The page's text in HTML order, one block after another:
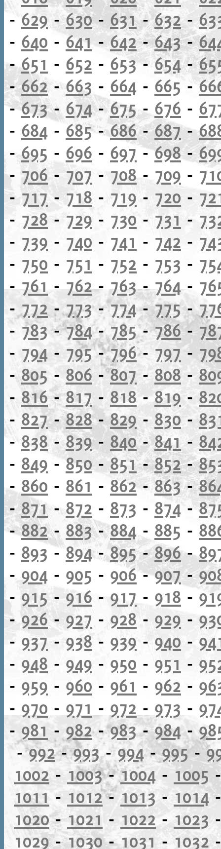
- 629 -630- 631-632-
- 640 - 641-642-643-
-651 - 652 - 653-654-
-662-663 - 664 - 665 -
-673- 674-675- 676 -
- 684 - 685-686-687-
-695 - 696 - 697-698-
- 706 -707 - 708 - 709 -
-717-718 - 719 - 720 -
- 728 - 729 - 730 - 731 -
- 739 - 740 - 741 - 742 -
- 750 - 751 - 752 - 753 -
-761 -762-763-764-
- 772 -773-774-775-
- 783-784-785-786-
- 794 - 795-796- 797-
-805 -806 -807- 808 -
- 816-817 - 818-819 -
- 827-828-829 - 830 -
- 838 -839- 840-841-
- 849 -850 -851-852-
- 860 - 861 - 862-863-
-871-872 - 873 - 874-
-882- 883-884 - 885 -
- 893 -894-895-896-
- 904 - 905 - 906-907-
- 915 -916 - 917 - 918 -
-926- 927 - 928 - 929 -
- 937 - 938 - 939 - 940 -
- 948 - 949 - 950 - 951 -
- 959 - 960 - 961 - 962 -
- 970 - 971 - 972 - 973 -
- 981 - 982-983-984-
-992-993-994-995-
1002 - 1003-1004 - 1005
1011 - 1012-1013- 1014
1020-1021 - 1022-1023
1029-1030-1031 -1032